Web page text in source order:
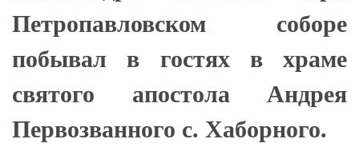
Петропавловском соборе
побывал в гостях в храме
святого апостола Андрея
Первозванного с. Хаборного.